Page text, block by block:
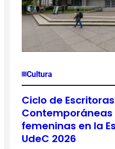
Cultura
Ciclo de Escritoras
femeninas en la
UdeC 2026